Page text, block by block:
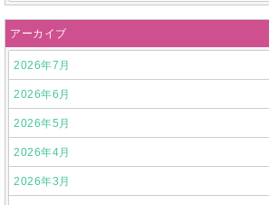
アーカイブ
2026年7月
2026年6月
2026年5月
2026年4月
2026年3月